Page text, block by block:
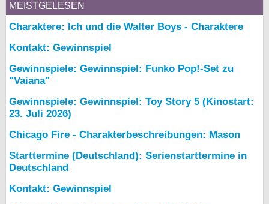
MEISTGELESEN
Charaktere: Ich und die Walter Boys - Charaktere
Kontakt: Gewinnspiel
Gewinnspiele: Gewinnspiel: Funko Pop!-Set zu
"Vaiana"
Gewinnspiele: Gewinnspiel: Toy Story 5 (Kinostart:
23. Juli 2026)
Chicago Fire - Charakterbeschreibungen: Mason
Starttermine (Deutschland): Serienstarttermine in
Deutschland
Kontakt: Gewinnspiel